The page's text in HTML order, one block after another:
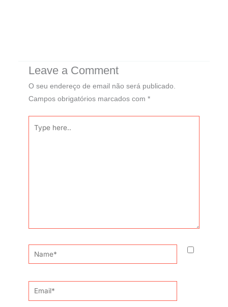
Leave a Comment
O seu endereço de email não será publicado.
Campos obrigatórios marcados com *
here..
Name*
Email*